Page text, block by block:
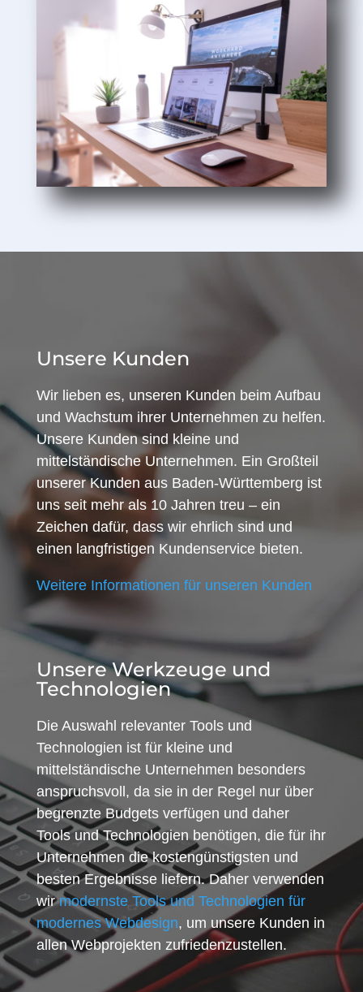
Unsere Kunden
Wir lieben es, unseren Kunden beim Aufbau
und Wachstum ihrer Unternehmen zu helfen.
Unsere Kunden sind kleine und
mittelständische Unternehmen. Ein Großteil
unserer Kunden aus Baden-Württemberg ist
uns seit mehr als 10 Jahren treu – ein
Zeichen dafür, dass wir ehrlich sind und
einen langfristigen Kundenservice bieten.
Weitere Informationen für unseren Kunden
Unsere Werkzeuge und
Technologien
Die Auswahl relevanter Tools und
Technologien ist für kleine und
mittelständische Unternehmen besonders
anspruchsvoll, da sie in der Regel nur über
begrenzte Budgets verfügen und daher
Tools und Technologien benötigen, die für ihr
Unternehmen die kostengünstigsten und
besten Ergebnisse liefern. Daher verwenden
wirmodernste Tools und Technologien für
modernes Webdesign, um unsere Kunden in
allen Webprojekten zufriedenzustellen.